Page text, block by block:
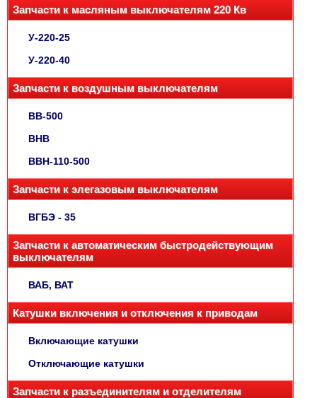
Запчасти к масляным выключателям 220 Кв
У-220-25
У-220-40
Запчасти к воздушным выключателям
ВВ-500
ВНВ
ВВН-110-500
Запчасти к элегазовым выключателям
ВГБЭ - 35
Запчасти к автоматическим быстродействующим
выключателям
ВАБ, ВАТ
Катушки включения и отключения к приводам
Включающие катушки
Отключающие катушки
Запчасти к разъединителям и отделителям